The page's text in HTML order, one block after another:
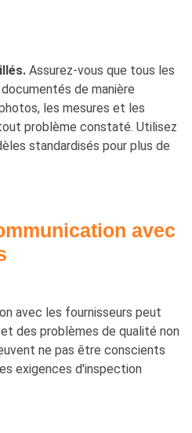
Assurez-vous que tous les
de manière
les mesures et les
problème constaté. Utilisez
standardisés pour plus de
avec
avec les fournisseurs peut
des problèmes de qualité non
ne pas être conscients
exigences d'inspection